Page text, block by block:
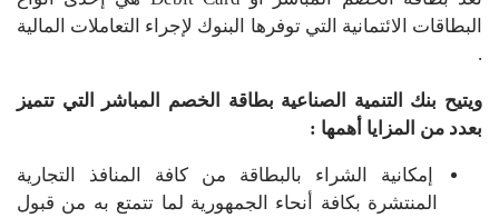
البطاقات الائتمانية التي توفرها البنوك لإجراء التعاملات المالية
.
ويتيح بنك التنمية الصناعية بطاقة الخصم المباشر التي تتميز
بعدد من المزايا أهمها :
إمكانية الشراء بالبطاقة من كافة المنافذ التجارية
المنتشرة بكافة أنحاء الجمهورية لما تتمتع به من قبول